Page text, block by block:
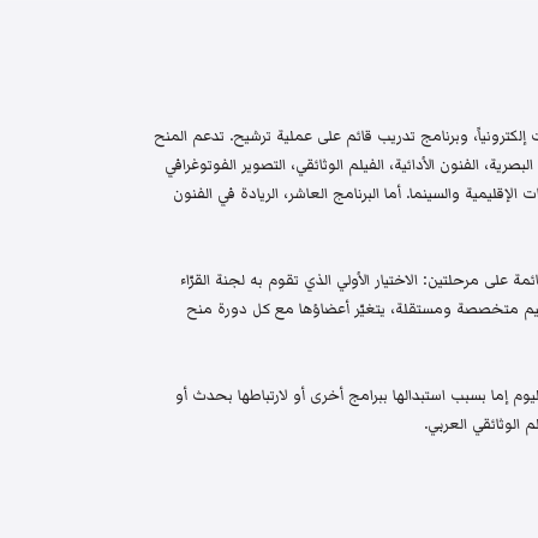
وبرنامج تدريب قائم على عملية ترشيح. تدعم المنح
الفنون الأدائية، الفيلم الوثائقي، التصوير الفوتوغرافي
والسينما. أما البرنامج العاشر، الريادة في الفنون
قائمة على مرحلتين: الاختيار الأولي الذي تقوم به لجنة القرّاء
متخصصة ومستقلة، يتغيّر أعضاؤها مع كل دورة منح
إما بسبب استبدالها ببرامج أخرى أو لارتباطها بحدث أو
الوثائقي العربي.